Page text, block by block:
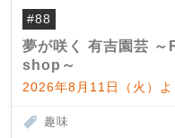
#88
夢が咲く 有吉園芸
shop～
2026年8月11日（火）
趣味